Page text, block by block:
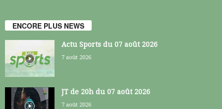
ENCORE PLUS NEWS
Actu Sports du 07 août 2026
7 août 2026
JT de 20h du 07 août 2026
7 août 2026